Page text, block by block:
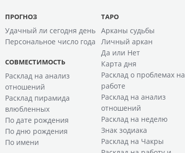
ПРОГНОЗ
Удачный ли сегодня день
Персональное число года
СОВМЕСТИМОСТЬ
Расклад на анализ
отношений
Расклад пирамида
влюбленных
По дате рождения
По дню рождения
По имени
ТАРО
Арканы судьбы
Личный аркан
Да или Нет
Карта дня
Расклад о проблемах на
работе
Расклад на анализ
отношений
Расклад на неделю
Знак зодиака
Расклад на Чакры